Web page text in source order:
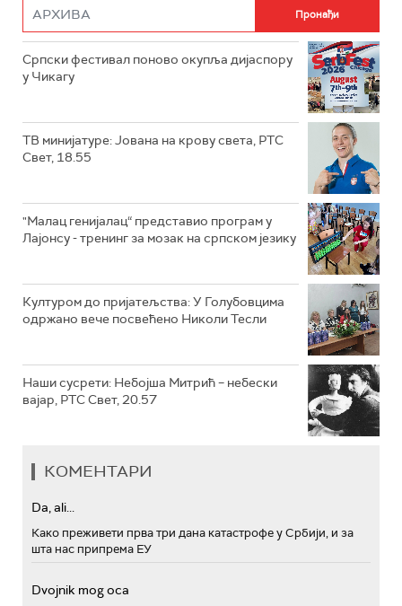
Српски фестивал поново окупља дијаспору
у Чикагу
ТВ минијатуре: Јована на крову света, РТС
Свет, 18.55
"Малац генијалац“ представио програм у
Лајонсу - тренинг за мозак на српском језику
Културом до пријатељства: У Голубовцима
одржано вече посвећено Николи Тесли
Наши сусрети: Небојша Митрић – небески
вајар, РТС Свет, 20.57
КОМЕНТАРИ
Da, ali...
Како преживети прва три дана катастрофе у Србији, и за
шта нас припрема ЕУ
Dvojnik mog oca